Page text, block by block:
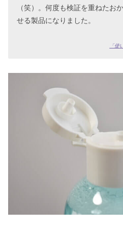
（笑）。何度も検証を重ねたお
せる製品になりました。
「使